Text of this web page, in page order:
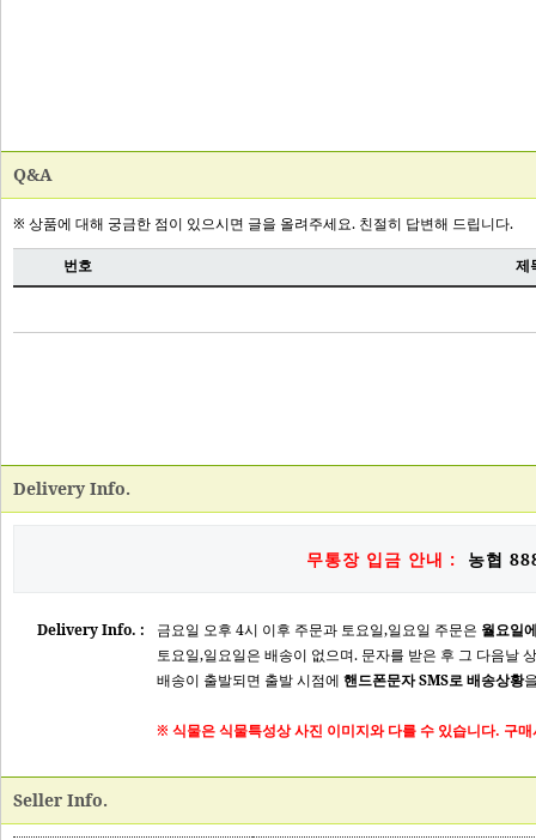
Q&A
Delivery Info.
무통장 입금 안내 : 농협
Delivery Info. : 금요일 오후 4시 이후 주문과 토요일,일요일 주문은 월요일
토요일,일요일은 배송이 없으며. 문자를 받은 후 그 다음날
배송이 출발되면 출발 시점에 핸드폰문자 SMS로 배송상황
※ 식물은 식물특성상 사진 이미지와 다를 수 있습니다. 구
Seller Info.